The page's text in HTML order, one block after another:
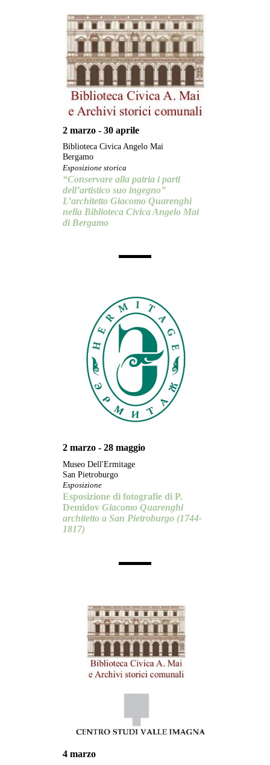
2 marzo - 30 aprile
Biblioteca Civica Angelo Mai
Bergamo
Esposizione storica
“Conservare alla patria i parti
dell’artistico suo ingegno”
L’architetto Giacomo Quarenghi
nella Biblioteca Civica Angelo Mai
di Bergamo
2 marzo - 28 maggio
Museo Dell'Ermitage
San Pietroburgo
Esposizione
Esposizione di fotografie di P.
Demidov Giacomo Quarenghi
architetto a San Pietroburgo (1744-
1817)
4 marzo